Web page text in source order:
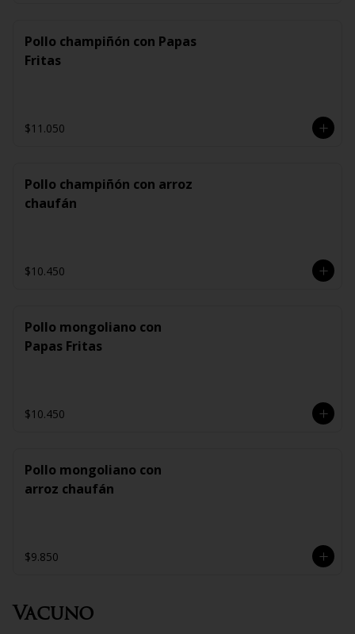
Pollo champiñón con Papas
Fritas
$11.050
Pollo champiñón con arroz
chaufán
$10.450
Pollo mongoliano con
Papas Fritas
$10.450
Pollo mongoliano con
arroz chaufán
$9.850
Vacuno